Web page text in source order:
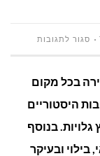
סגור לתגובותעל
קולינריים
בתל
בכל מקום
היסטוריים
גלויות. בנוסף
בילוי ובעיקר